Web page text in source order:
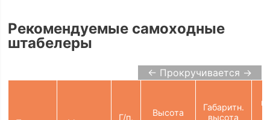
Рекомендуемые самоходные
штабелеры
← Прокручивается →
Г/п,
Высота
Габаритн.
высота